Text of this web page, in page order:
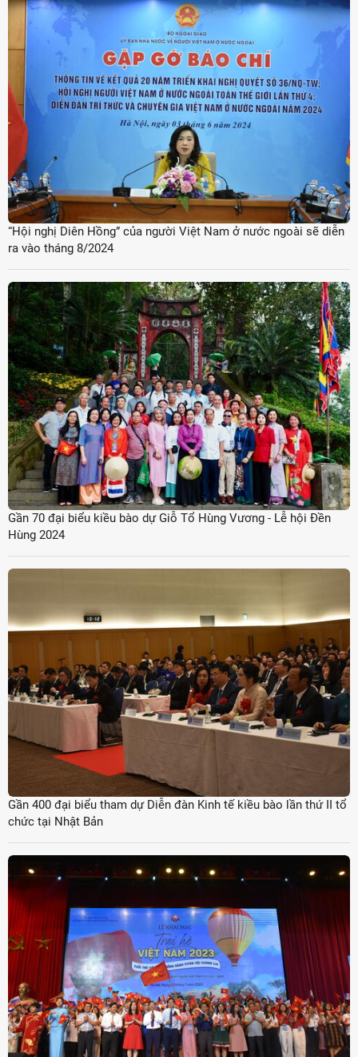
“Hội nghị Diên Hồng” của người Việt Nam ở nước ngoài sẽ diễn
ra vào tháng 8/2024
Gần 70 đại biểu kiều bào dự Giỗ Tổ Hùng Vương - Lễ hội Đền
Hùng 2024
Gần 400 đại biểu tham dự Diễn đàn Kinh tế kiều bào lần thứ II tổ
chức tại Nhật Bản